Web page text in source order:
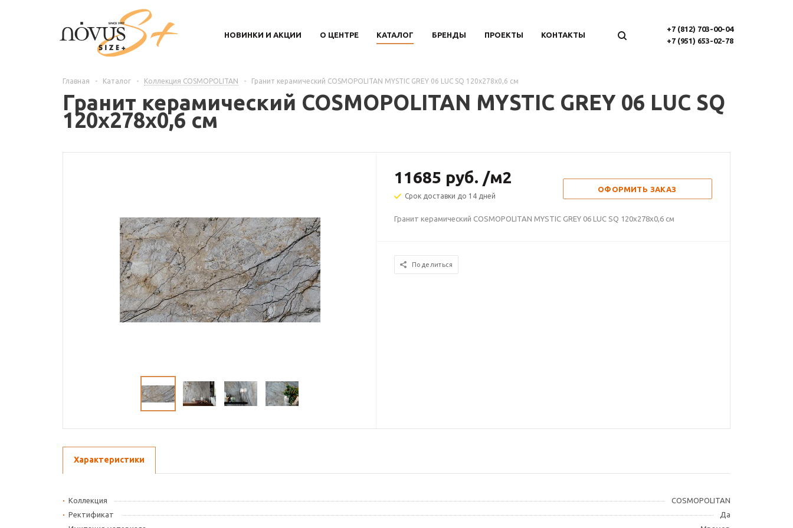
НОВИНКИ И АКЦИИ О ЦЕНТРЕ КАТАЛОГ БРЕНДЫ ПРОЕКТЫ КОНТАКТЫ
+7 (812) 703-00-04
+7 (951) 653-02-78
Главная - Каталог - Коллекция COSMOPOLITAN - Гранит керамический COSMOPOLITAN MYSTIC GREY 06 LUC SQ 120х278х0,6 см
Гранит керамический COSMOPOLITAN MYSTIC GREY 06 LUC SQ
120х278х0,6 см
11685 руб. /м2
Срок доставки до 14 дней
ОФОРМИТЬ ЗАКАЗ
Гранит керамический COSMOPOLITAN MYSTIC GREY 06 LUC SQ 120х278х0,6 см
Поделиться
Характеристики
Коллекция
COSMOPOLITAN
Ректификат
Да